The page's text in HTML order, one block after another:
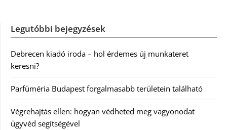
Legutóbbi bejegyzések
Debrecen kiadó iroda – hol érdemes új munkateret
keresni?
Parfüméria Budapest forgalmasabb területein található
Végrehajtás ellen: hogyan védheted meg vagyonodat
ügyvéd segítségével